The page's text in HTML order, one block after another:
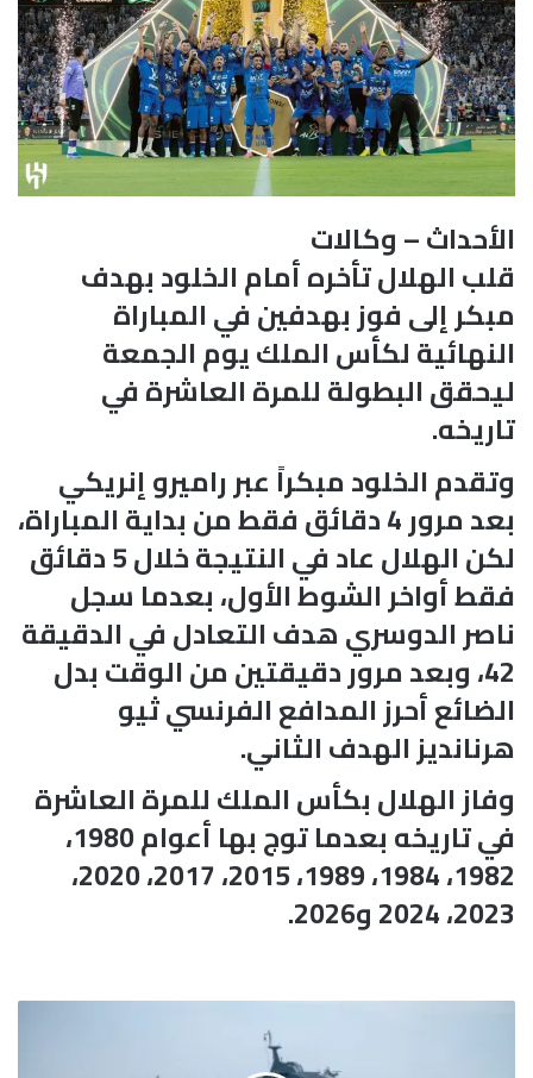
الأحداث – وكالات
قلب الهلال تأخره أمام الخلود بهدف
مبكر إلى فوز بهدفين في المباراة
النهائية لكأس الملك يوم الجمعة
ليحقق البطولة للمرة العاشرة في
تاريخه.
وتقدم الخلود مبكراً عبر راميرو إنريكي
بعد مرور 4 دقائق فقط من بداية المباراة،
لكن الهلال عاد في النتيجة خلال 5 دقائق
فقط أواخر الشوط الأول، بعدما سجل
ناصر الدوسري هدف التعادل في الدقيقة
42، وبعد مرور دقيقتين من الوقت بدل
الضائع أحرز المدافع الفرنسي ثيو
هرنانديز الهدف الثاني.
وفاز الهلال بكأس الملك للمرة العاشرة
في تاريخه بعدما توج بها أعوام 1980،
1982، 1984، 1989، 2015، 2017، 2020،
2023، 2024 و2026.